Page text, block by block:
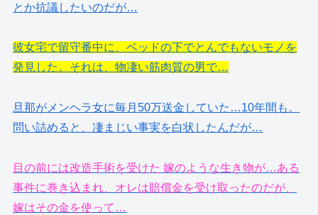
とか抗議したいのだが…
彼女宅で留守番中に、ベッドの下でとんでもないモノを
発見した。それは、物凄い筋肉質の男で…
旦那がメンヘラ女に毎月50万送金していた…10年間も。
問い詰めると、凄まじい事実を白状したんだが…
目の前には改造手術を受けた 嫁のような生き物が…ある
事件に巻き込まれ、オレは賠償金を受け取ったのだが、
嫁はその金を使って…